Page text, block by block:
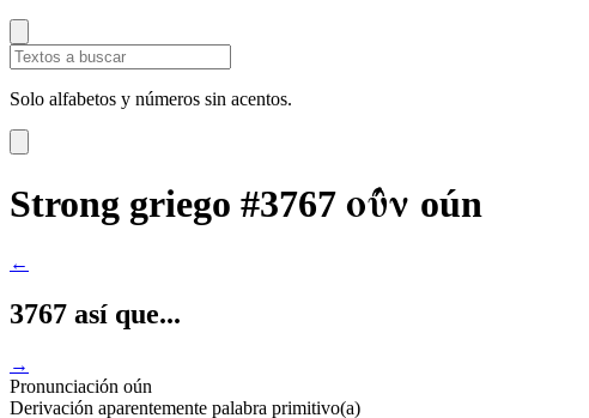
Solo alfabetos y números sin acentos.
Strong griego #3767 οῦ́ν oún
←
3767 así que...
→
Pronunciación oún
Derivación aparentemente palabra primitivo(a)